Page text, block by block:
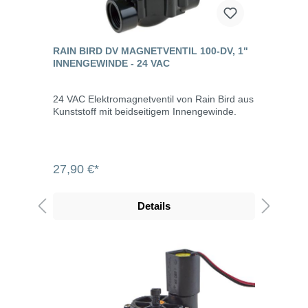
RAIN BIRD DV MAGNETVENTIL 100-DV, 1"
INNENGEWINDE - 24 VAC
24 VAC Elektromagnetventil von Rain Bird aus
Kunststoff mit beidseitigem Innengewinde.
27,90 €*
Details